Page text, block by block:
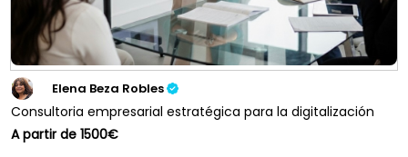
Elena Beza Robles
Consultoria empresarial estratégica para la digitalización
A partir de 1500€